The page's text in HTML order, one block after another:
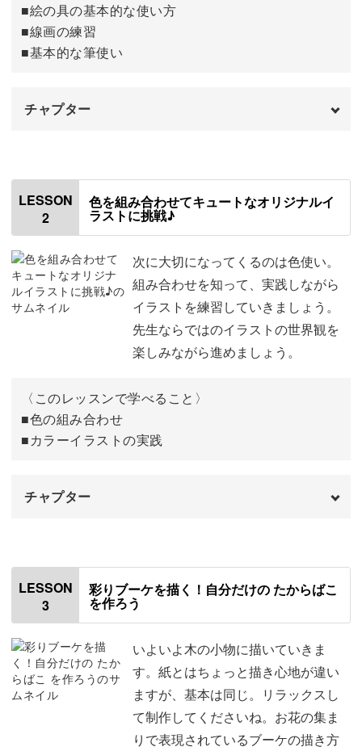
そんな画材を使って、私のイラストの肝であるゆったりと
本番の小物制作に入っていきます。
増やしたくなる雑貨たち
かわいい小物はどれだけあっても飽きないですよね。
自分で描いたお気に入りのイラストがついていたらなおさ
らです。
特に描いてあるのが、どうぶつなどのキャラクターだと、
どんどん仲間を増やしてあげたくなってしまいます。
って個性となり、味わいある可愛らしい仕上がりにつなが
っていきます。
木など、普段は馴染みのない素材に描いてみることで新鮮
さも感じていただけると思います。
イラストのテクニックそのものを上達したい方にも楽しん
■絵の具の基本的な使い方
■線画の練習
■基本的な筆使い
チャプター
はじめに
使用材料・道具
筆の質感を知る 04:09
線を練習する 06:39
葉っぱのラインを練習する 12:25
花を練習する
白い紙に花を描く
LESSON
2
色を組み合わせてキュートなオリジナルイ
ラストに挑戦♪
次に大切になってくるのは色使い。
組み合わせを知って、実践しながら
イラストを練習していきましょう。
先生ならではのイラストの世界観を
楽しみながら進めましょう。
〈このレッスンで学べること〉
■色の組み合わせ
■カラーイラストの実践
チャプター
はじめに
使用材料・道具
色の組み合わせを考える 04:00
絵の具を混ぜて色を作る 07:04
絵の具の上から色を重ねる 13:04
LESSON
3
彩りブーケを描く！自分だけの たからばこ
を作ろう
いよいよ木の小物に描いていきま
す。紙とはちょっと描き心地が違い
ますが、基本は同じ。リラックスし
て制作してくださいね。お花の集ま
りで表現されているブーケの描き方